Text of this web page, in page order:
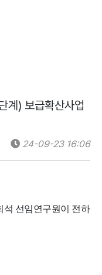
계) 보급확산사업
24-09-23 16:06
석 선임연구원이 전하